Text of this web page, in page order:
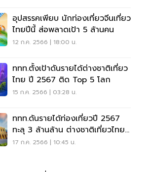
อุปสรรคเพียบ นักท่องเที่ยวจีนเที่ยว
ไทยปีนี้ ส่อพลาดเป้า 5 ล้านคน
12 ก.ค. 2566 | 18:00 น.
ททท.ตั้งเป้าดันรายได้ต่างชาติเที่ยว
ไทย ปี 2567 ติด Top 5 โลก
15 ก.ค. 2566 | 03:28 น.
ททท.ดันรายได้ท่องเที่ยวปี 2567
ทะลุ 3 ล้านล้าน ต่างชาติเที่ยวไทย
35 ล้านคน
17 ก.ค. 2566 | 10:45 น.